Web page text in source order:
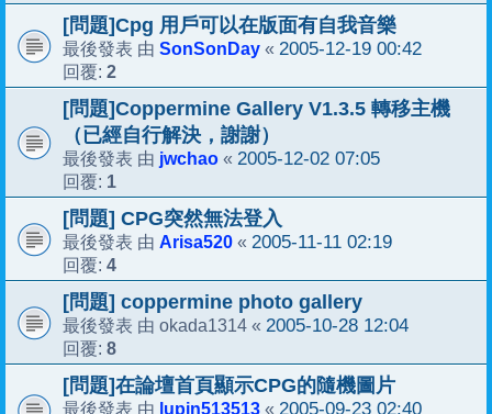
[問題]Cpg 用戶可以在版面有自我音樂
最後發表 由 SonSonDay « 2005-12-19 00:42
回覆: 2
[問題]Coppermine Gallery V1.3.5 轉移主機
（已經自行解決，謝謝）
最後發表 由 jwchao « 2005-12-02 07:05
回覆: 1
[問題] CPG突然無法登入
最後發表 由 Arisa520 « 2005-11-11 02:19
回覆: 4
[問題] coppermine photo gallery
最後發表 由 okada1314 « 2005-10-28 12:04
回覆: 8
[問題]在論壇首頁顯示CPG的隨機圖片
最後發表 由 lupin513513 « 2005-09-23 02:40